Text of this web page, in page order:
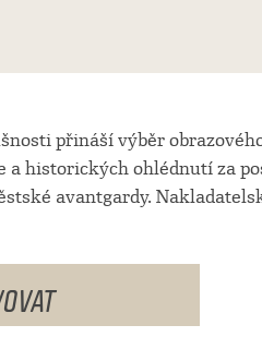
přináší výběr
a historických ohlédnutí za
avantgardy.